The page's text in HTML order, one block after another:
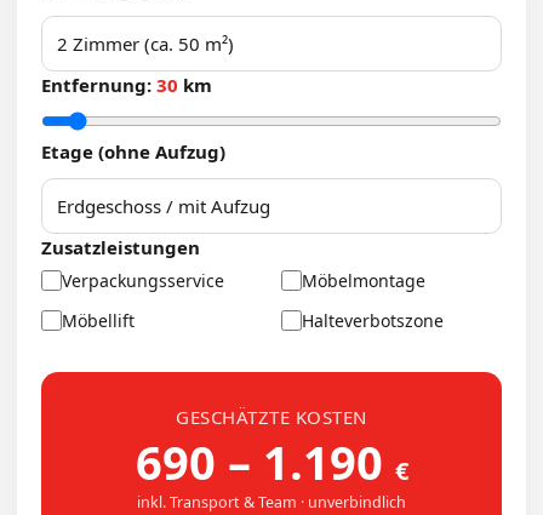
Entfernung: 30 km
Etage (ohne Aufzug)
Zusatzleistungen
Verpackungsservice
Möbelmontage
Möbellift
Halteverbotszone
GESCHÄTZTE KOSTEN
690 – 1.190 €
inkl. Transport & Team · unverbindlich